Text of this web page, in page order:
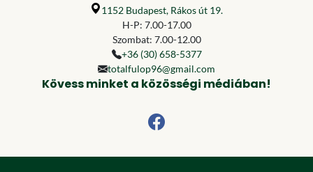
1152 Budapest, Rákos út 19.
H-P: 7.00-17.00
Szombat: 7.00-12.00
+36 (30) 658-5377
totalfulop96@gmail.com
Kövess minket a közösségi médiában!